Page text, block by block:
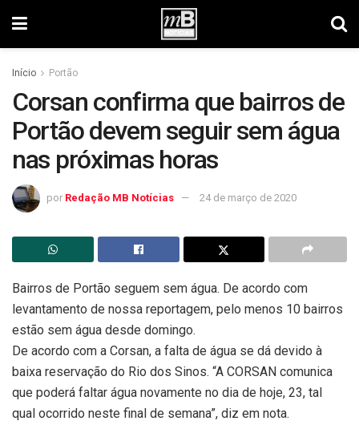
Início Portão
Corsan confirma que bairros de
Portão devem seguir sem água
nas próximas horas
por Redação MB Notícias 24 de março de 2020
Bairros de Portão seguem sem água. De acordo com
levantamento de nossa reportagem, pelo menos 10 bairros
estão sem água desde domingo.
De acordo com a Corsan, a falta de água se dá devido à
baixa reservação do Rio dos Sinos. “A CORSAN comunica
que poderá faltar água novamente no dia de hoje, 23, tal
qual ocorrido neste final de semana”, diz em nota.